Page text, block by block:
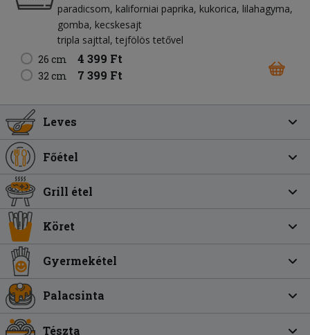
paradicsom kaliforniai paprika kukorica lilahagyma
gomba kecskesajt
tripla sajttal, tejfölös tetővel
26 cm
4 399 Ft
32 cm 7 399 Ft
Leves
Főétel
Grill étel
Köret
Gyermekétel
Palacsinta
Tészta